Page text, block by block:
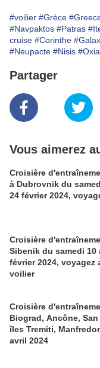
#voilier #Grèce
#Navpaktos #Patras
cruise #Corinthe
#Neupacte #Nisis #Oxia
Partager
Vous aimerez
Croisière
à Dubrovnik du
24 février 2024,
Croisière
Sibenik du samedi 10
février 2024, voyagez
voilier
Croisière
Biograd, Ancône,
îles Tremiti,
avril 2024